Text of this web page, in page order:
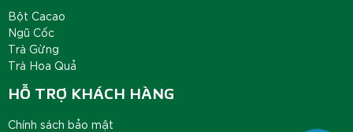
Bột Cacao
Ngũ Cốc
Trà Gừng
Trà Hoa Quả
HỖ TRỢ KHÁCH HÀNG
Chính sách bảo mật